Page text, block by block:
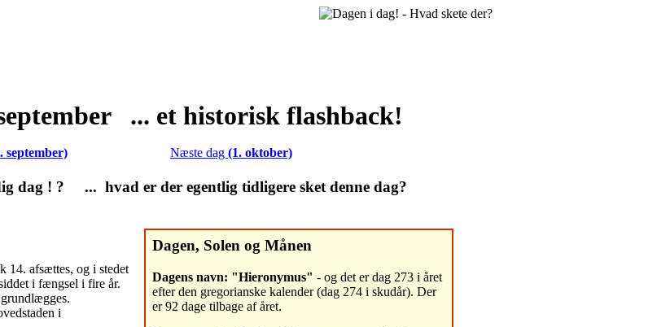
... et historisk flashback!
september) Næste dag (1. oktober)
dag ! ? ... hvad er der egentlig tidligere sket denne dag?
14. afsættes, og i stedet
i fængsel i fire år.
i
Dagen, Solen og Månen
Dagens navn: "Hieronymus" - og det er dag 273 i året
efter den gregorianske kalender (dag 274 i skudår). Der
er 92 dage tilbage af året.